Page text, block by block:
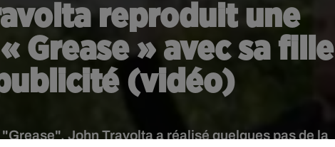
reproduit une
Grease » avec sa fille
(vidéo)
John Travolta a réalisé quelques pas de la